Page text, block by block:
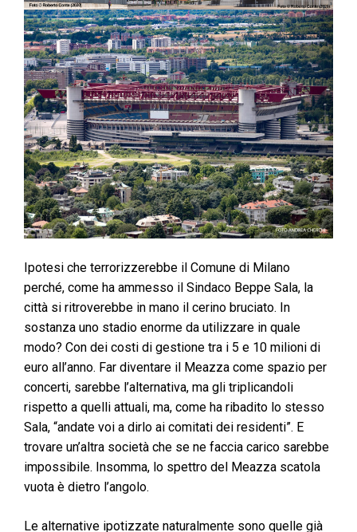
Ipotesi che terrorizzerebbe il Comune di Milano
perché, come ha ammesso il Sindaco Beppe Sala, la
città si ritroverebbe in mano il cerino bruciato. In
sostanza uno stadio enorme da utilizzare in quale
modo? Con dei costi di gestione tra i 5 e 10 milioni di
euro all’anno. Far diventare il Meazza come spazio per
concerti, sarebbe l’alternativa, ma gli triplicandoli
rispetto a quelli attuali, ma, come ha ribadito lo stesso
Sala, “andate voi a dirlo ai comitati dei residenti”. E
trovare un’altra società che se ne faccia carico sarebbe
impossibile. Insomma, lo spettro del Meazza scatola
vuota è dietro l’angolo.
Le alternative ipotizzate naturalmente sono quelle già